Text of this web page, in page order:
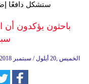
ستشكل دافعًا
باحثون يؤكدون أن
17:15 2018 الخميس ,20 أيلول / سبتمبر